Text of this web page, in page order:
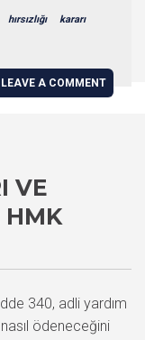
hırsızlığı kararı
LEAVE A COMMENT
VE
HMK
340, adli yardım
ödeneceğini